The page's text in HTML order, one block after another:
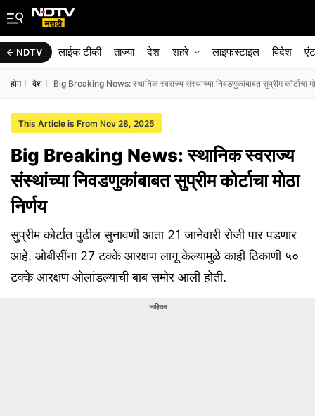
NDTV लाईव्ह टीव्ही ताज्या देश शहरे लाइफस्टाइल विदेश
होम देश Big Breaking News: स्थानिक स्वराज्य संस्थांच्या निवडणुकांबाबत सुप्रीम कोर्टाचा
This Article is From Nov 28, 2025
Big Breaking News: स्थानिक स्वराज्य
संस्थांच्या निवडणुकांबाबत सुप्रीम कोर्टाचा मोठा
निर्णय
सुप्रीम कोर्टात पुढील सुनावणी आता 21 जानेवारी रोजी पार पडणार
आहे. ओबीसींना 27 टक्के आरक्षण लागू केल्यामुळे काही ठिकाणी ५०
टक्के आरक्षण ओलांडल्याची बाब समोर आली होती.
जाहिरात